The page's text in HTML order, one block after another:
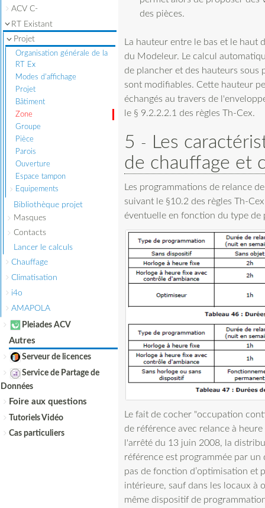
ACV C-
RT Existant
Projet
Organisation générale de la
RT Ex
Modes d'affichage
Projet
Bâtiment
Zone
Groupe
Pièce
Parois
Ouverture
Espace tampon
Equipements
Bibliothèque projet
Masques
Contacts
Lancer le calculs
Chauffage
Climatisation
i4o
AMAPOLA
Pleiades ACV
Autres
Serveur de licences
Service de Partage de
Données
Foire aux questions
Tutoriels Vidéo
Cas particuliers
des pièces.
La hauteur entre le bas et le haut
du Modeleur. Le calcul
de plancher et des hauteurs sous
sont modifiables. Cette hauteur
échangés au travers de
le § 9.2.2.2.1 des règles Th-Cex.
5
Les
de chauffage et
Les programmations de relance
suivant le §10.2 des règles Th-
éventuelle en fonction du type de
Le fait de cocher "occupation
de référence avec relance à
l'arrêté du 13 juin 2008, la
référence est programmée par
pas de fonction d’optimisation et
intérieure, sauf dans les locaux à
même dispositif de